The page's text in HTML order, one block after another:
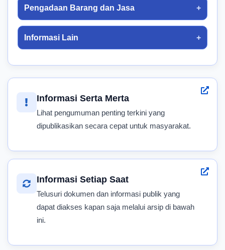
Pengadaan Barang dan Jasa
Informasi Lain
Informasi Serta Merta
Lihat pengumuman penting terkini yang
dipublikasikan secara cepat untuk masyarakat.
Informasi Setiap Saat
Telusuri dokumen dan informasi publik yang
dapat diakses kapan saja melalui arsip di bawah
ini.